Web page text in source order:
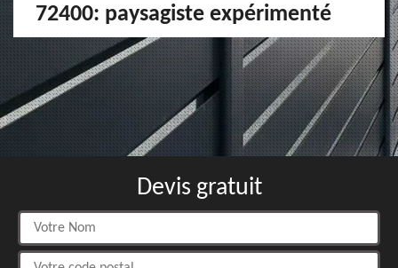
72400: paysagiste expérimenté
Devis gratuit